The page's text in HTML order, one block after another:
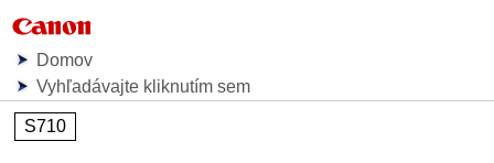
Domov
Vyhľadávajte kliknutím sem
S710